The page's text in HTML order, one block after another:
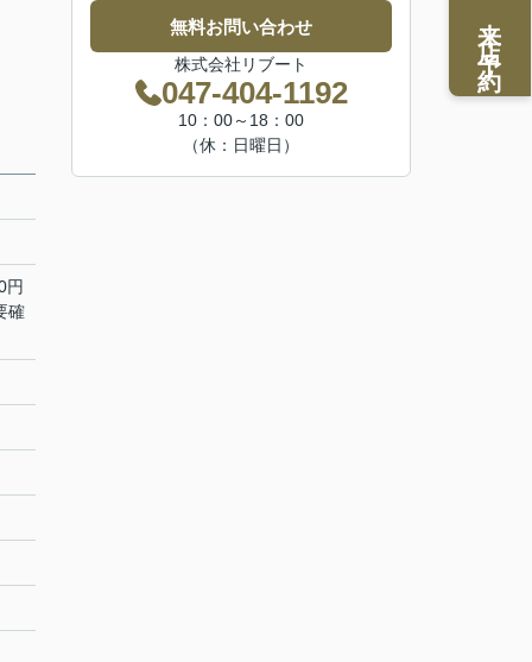
円
確
無料お問い合わせ
株式会社リブート
047-404-1192
10：00～18：00
（休：日曜日）
来店予約